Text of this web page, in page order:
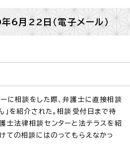
6月22日（電子メール）
に相談をした際、弁護士に直接相談
」を紹介された。相談受付日まで待
士法律相談センターと法テラスを紹
ての相談にはのってもらえなかっ